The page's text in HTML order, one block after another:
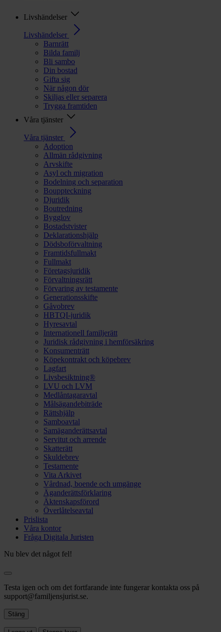
Livshändelser
Livshändelser
Barnrätt
Bilda familj
Bli sambo
Din bostad
Gifta sig
När någon dör
Skiljas eller separera
Trygga framtiden
Våra tjänster
Våra tjänster
Adoption
Allmän rådgivning
Arvskifte
Asyl och migration
Bodelning och separation
Bouppteckning
Djuridik
Boutredning
Bygglov
Bostadstvister
Deklarationshjälp
Dödsboförvaltning
Framtidsfullmakt
Fullmakt
Företagsjuridik
Förvaltningsrätt
Förvaring av testamente
Generationsskifte
Gåvobrev
HBTQI-juridik
Hyresavtal
Internationell familjerätt
Juridisk rådgivning i hemförsäkring
Konsumenträtt
Köpekontrakt och köpebrev
Lagfart
Livsbesiktning®
LVU och LVM
Medlåntagaravtal
Målsägandebiträde
Rättshjälp
Samboavtal
Samäganderättsavtal
Servitut och arrende
Skatterätt
Skuldebrev
Testamente
Vita Arkivet
Vårdnad, boende och umgänge
Äganderättsförklaring
Äktenskapsförord
Överlåtelseavtal
Prislista
Våra kontor
Fråga Digitala Juristen
Nu blev det något fel!
Testa igen och om det fortfarande inte fungerar kontakta oss på
support@familjensjurist.se.
Stäng